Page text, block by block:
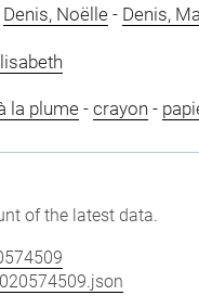
Denis, Noëlle- Denis,
la plume- crayon -
of the latest data.